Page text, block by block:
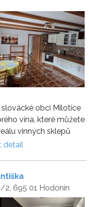
obci Milotice
vína, které můžete
vinných sklepů
detail
2, 695 01 Hodonín